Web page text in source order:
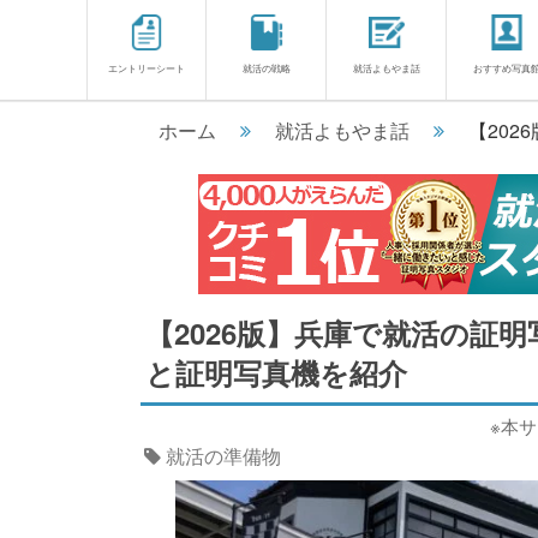
エントリーシート 就活の戦略 就活よもやま話 おすすめ写真
ホーム 就活よもやま話 【
【2026版】兵庫で就活の証
と証明写真機を紹介
※本
就活の準備物